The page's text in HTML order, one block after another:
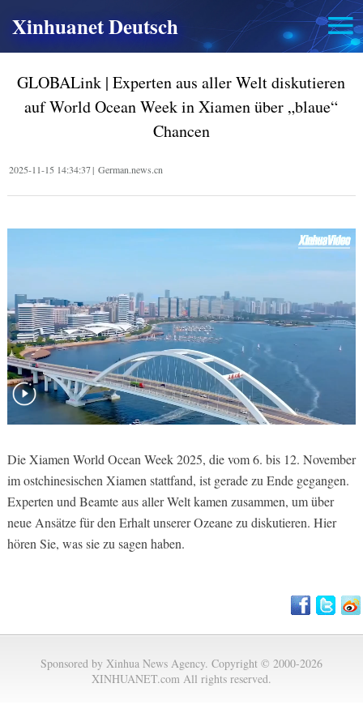
Xinhuanet Deutsch
GLOBALink | Experten aus aller Welt diskutieren
auf World Ocean Week in Xiamen über „blaue“
Chancen
2025-11-15 14:34:37| German.news.cn
Die Xiamen World Ocean Week 2025, die vom 6. bis 12. November
im ostchinesischen Xiamen stattfand, ist gerade zu Ende gegangen.
Experten und Beamte aus aller Welt kamen zusammen, um über
neue Ansätze für den Erhalt unserer Ozeane zu diskutieren. Hier
hören Sie, was sie zu sagen haben.
Sponsored by Xinhua News Agency. Copyright © 2000-2026
XINHUANET.com All rights reserved.